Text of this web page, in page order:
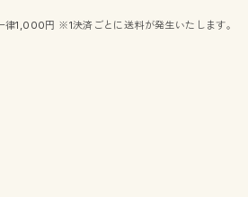
律1,000円 ※1決済ごとに送料が発生いたします。